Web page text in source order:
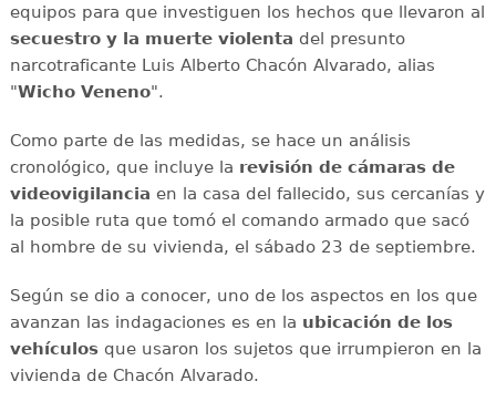
equipos para que investiguen los hechos que llevaron al
secuestro y la muerte violenta del presunto
narcotraficante Luis Alberto Chacón Alvarado, alias
"Wicho Veneno".
Como parte de las medidas, se hace un análisis
cronológico, que incluye la revisión de cámaras de
videovigilancia en la casa del fallecido, sus cercanías y
la posible ruta que tomó el comando armado que sacó
al hombre de su vivienda, el sábado 23 de septiembre.
Según se dio a conocer, uno de los aspectos en los que
avanzan las indagaciones es en la ubicación de los
vehículosque usaron los sujetos que irrumpieron en la
vivienda de Chacón Alvarado.